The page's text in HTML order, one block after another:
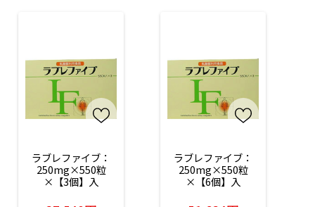
ラブレファイブ：
250mg×550粒
×【3個】入
ラブレファイブ：
250mg×550粒
×【6個】入